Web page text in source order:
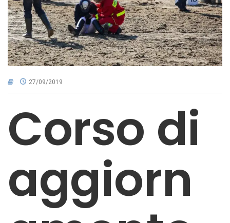
CNA NEL TERRITORIO
AREA RISERVATA
27/09/2019
Corso di
aggiorn